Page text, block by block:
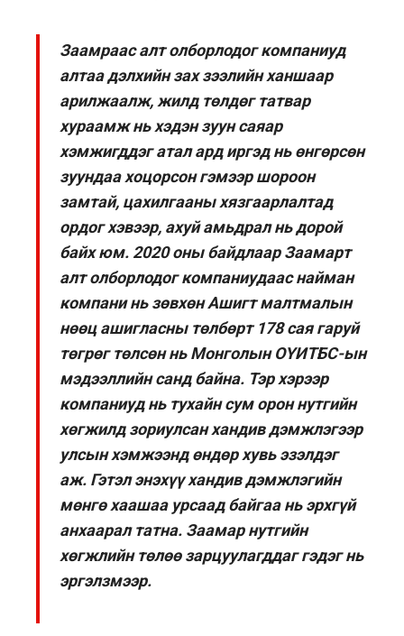
Заамраас алт олборлодог компаниуд
алтаа дэлхийн зах зээлийн ханшаар
арилжаалж, жилд төлдөг татвар
хураамж нь хэдэн зуун саяар
хэмжигддэг атал ард иргэд нь өнгөрсөн
зуундаа хоцорсон гэмээр шороон
замтай, цахилгааны хязгаарлалтад
ордог хэвээр, ахуй амьдрал нь дорой
байх юм. 2020 оны байдлаар Заамарт
алт олборлодог компаниудаас найман
компани нь зөвхөн Ашигт малтмалын
нөөц ашигласны төлбөрт 178 сая гаруй
төгрөг төлсөн нь Монголын ОҮИТБС-ын
мэдээллийн санд байна. Тэр хэрээр
компаниуд нь тухайн сум орон нутгийн
хөгжилд зориулсан хандив дэмжлэгээр
улсын хэмжээнд өндөр хувь эзэлдэг
аж. Гэтэл энэхүү хандив дэмжлэгийн
мөнгө хаашаа урсаад байгаа нь эрхгүй
анхаарал татна. Заамар нутгийн
хөгжлийн төлөө зарцуулагддаг гэдэг нь
эргэлзмээр.